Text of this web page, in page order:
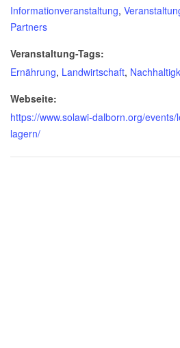
Informationveranstaltung,
Partners
Veranstaltung-Tags:
Ernährung, Landwirtschaft,
Webseite:
https://www.solawi-dalborn.org/
lagern/